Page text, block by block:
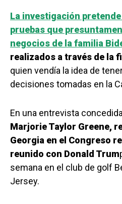
La investigación
pruebas que
negocios de la familia
realizados a través de la
quien vendía la idea de
decisiones tomadas en la
En una entrevista concedida
Marjorie Taylor Greene,
Georgia en el Congreso
reunido con Donald Trum
semana en el club de golf
Jersey.